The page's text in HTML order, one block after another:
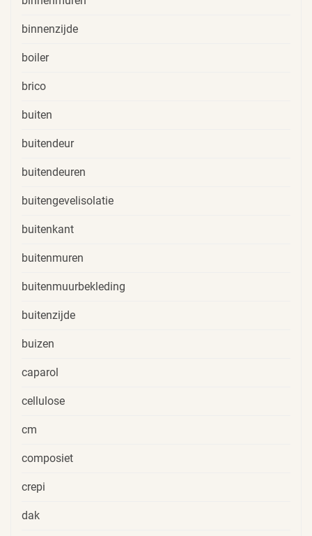
binnenzijde
boiler
brico
buiten
buitendeur
buitendeuren
buitengevelisolatie
buitenkant
buitenmuren
buitenmuurbekleding
buitenzijde
buizen
caparol
cellulose
cm
composiet
crepi
dak